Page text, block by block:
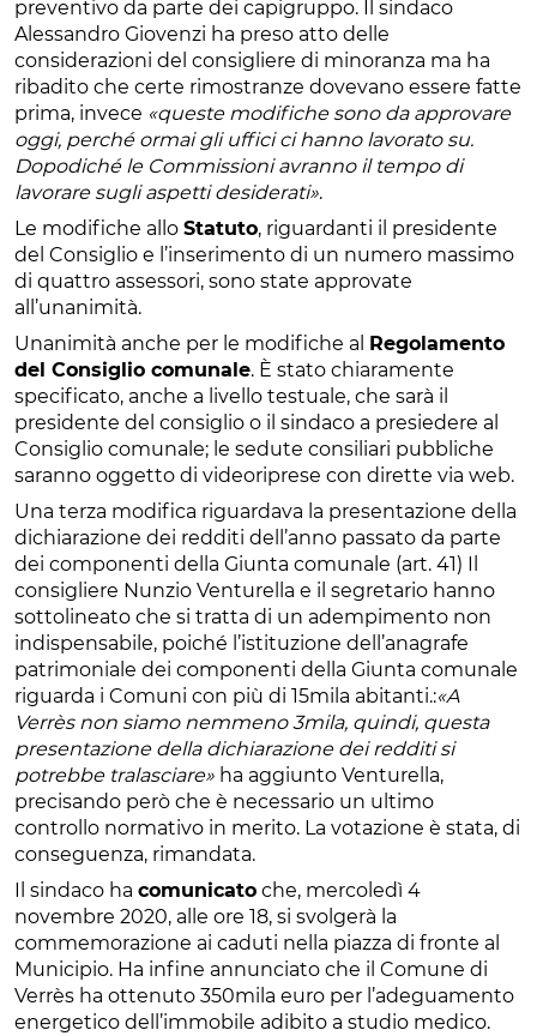
preventivo da parte dei capigruppo. Il sindaco
Alessandro Giovenzi ha preso atto delle
considerazioni del consigliere di minoranza ma ha
ribadito che certe rimostranze dovevano essere fatte
prima, invece «queste modifiche sono da approvare
oggi, perché ormai gli uffici ci hanno lavorato su.
Dopodiché le Commissioni avranno il tempo di
lavorare sugli aspetti desiderati».
Le modifiche allo Statuto, riguardanti il presidente
del Consiglio e l’inserimento di un numero massimo
di quattro assessori, sono state approvate
all’unanimità.
Unanimità anche per le modifiche al
Regolamento
del Consiglio comunale. È stato chiaramente
specificato, anche a livello testuale, che sarà il
presidente del consiglio o il sindaco a presiedere al
Consiglio comunale; le sedute consiliari pubbliche
saranno oggetto di videoriprese con dirette via web.
Una terza modifica riguardava la presentazione della
dichiarazione dei redditi dell’anno passato da parte
dei componenti della Giunta comunale (art. 41) Il
consigliere Nunzio Venturella e il segretario hanno
sottolineato che si tratta di un adempimento non
indispensabile, poiché l’istituzione dell’anagrafe
patrimoniale dei componenti della Giunta comunale
riguarda i Comuni con più di 15mila abitanti.:«A
Verrès non siamo nemmeno 3mila, quindi, questa
presentazione della dichiarazione dei redditi si
potrebbe tralasciare» ha aggiunto Venturella,
precisando però che è necessario un ultimo
controllo normativo in merito. La votazione è stata, di
conseguenza, rimandata.
Il sindaco ha comunicato che, mercoledì 4
novembre 2020, alle ore 18, si svolgerà la
commemorazione ai caduti nella piazza di fronte al
Municipio. Ha infine annunciato che il Comune di
Verrès ha ottenuto 350mila euro per l’adeguamento
energetico dell’immobile adibito a studio medico.